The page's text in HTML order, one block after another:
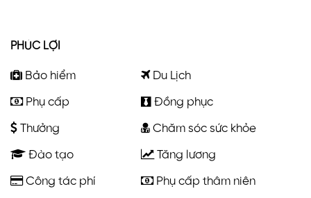
PHÚC LỢI
Bảo hiểm Du Lịch
Phụ cấp Đồng phục
Thưởng Chăm sóc sức khỏe
Đào tạo Tăng lương
Công tác phí Phụ cấp thâm niên